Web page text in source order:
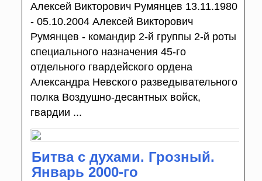
Алексей Викторович Румянцев 13.11.1980
- 05.10.2004 Алексей Викторович
Румянцев - командир 2-й группы 2-й роты
специального назначения 45-го
отдельного гвардейского ордена
Александра Невского разведывательного
полка Воздушно-десантных войск,
гвардии ...
Битва с духами. Грозный.
Январь 2000-го